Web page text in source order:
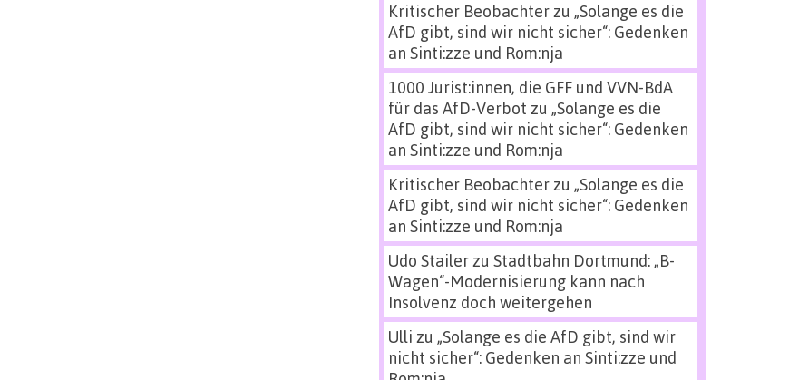
Kritischer Beobachterzu „Solange es die
AfD gibt, sind wir nicht sicher“: Gedenken
an Sinti:zze und Rom:nja
1000 Jurist:innen, die GFF und VVN-BdA
für das AfD-Verbot zu „Solange es die
AfD gibt, sind wir nicht sicher“: Gedenken
an Sinti:zze und Rom:nja
Kritischer Beobachterzu „Solange es die
AfD gibt, sind wir nicht sicher“: Gedenken
an Sinti:zze und Rom:nja
Udo Stailerzu Stadtbahn Dortmund: „B-
Wagen“-Modernisierung kann nach
Insolvenz doch weitergehen
Ulli zu „Solange es die AfD gibt, sind wir
nicht sicher“: Gedenken an Sinti:zze und